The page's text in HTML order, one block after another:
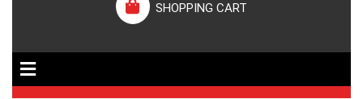
SHOPPING CART